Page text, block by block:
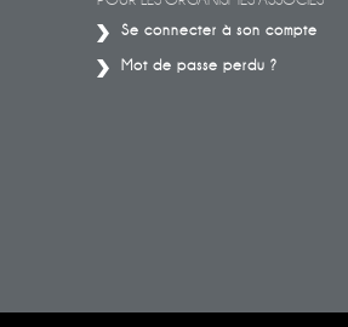
Se connecter à son compte
Mot de passe perdu ?